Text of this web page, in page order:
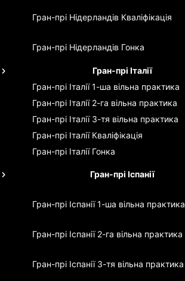
Гран-прі Нідерландів Кваліфікація
Гран-прі Нідерландів Гонка
Гран-прі Італії
Гран-прі Італії 1-ша вільна практика
Гран-прі Італії 2-га вільна практика
Гран-прі Італії 3-тя вільна практика
Гран-прі Італії Кваліфікація
Гран-прі Італії Гонка
Гран-прі Іспанії
Гран-прі Іспанії 1-ша вільна практика
Гран-прі Іспанії 2-га вільна практика
Гран-прі Іспанії 3-тя вільна практика